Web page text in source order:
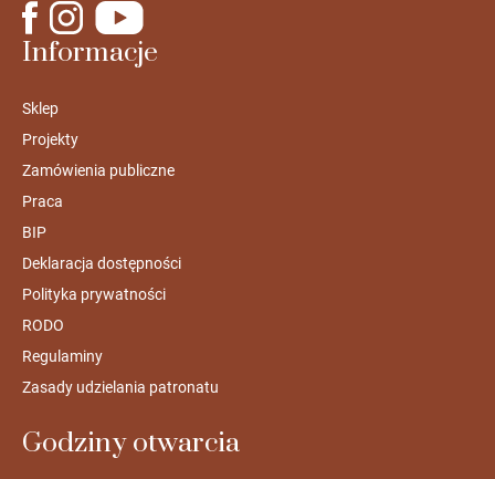
Informacje
Sklep
Projekty
Zamówienia publiczne
Praca
BIP
Deklaracja dostępności
Polityka prywatności
RODO
Regulaminy
Zasady udzielania patronatu
Godziny otwarcia